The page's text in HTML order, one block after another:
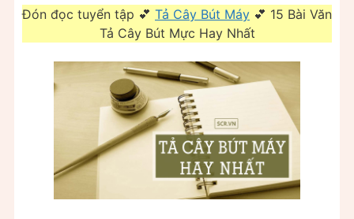
Đón đọc tuyển tập 💕 Tả Cây Bút Máy 💕 15 Bài Văn
Tả Cây Bút Mực Hay Nhất